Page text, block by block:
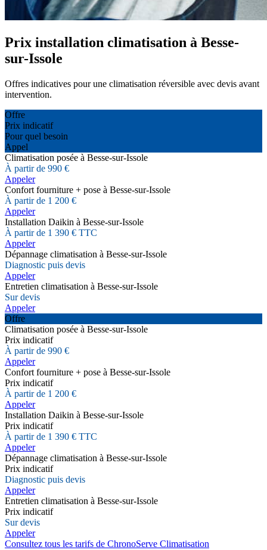
Prix installation climatisation à Besse-
sur-Issole
Offres indicatives pour une climatisation réversible avec devis avant
intervention.
Offre
Prix indicatif
Pour quel besoin
Appel
Climatisation posée à Besse-sur-Issole
À partir de 990 €
Appeler
Confort fourniture + pose à Besse-sur-Issole
À partir de 1 200 €
Appeler
Installation Daikin à Besse-sur-Issole
À partir de 1 390 € TTC
Appeler
Dépannage climatisation à Besse-sur-Issole
Diagnostic puis devis
Appeler
Entretien climatisation à Besse-sur-Issole
Sur devis
Appeler
Offre
Climatisation posée à Besse-sur-Issole
Prix indicatif
À partir de 990 €
Appeler
Confort fourniture + pose à Besse-sur-Issole
Prix indicatif
À partir de 1 200 €
Appeler
Installation Daikin à Besse-sur-Issole
Prix indicatif
À partir de 1 390 € TTC
Appeler
Dépannage climatisation à Besse-sur-Issole
Prix indicatif
Diagnostic puis devis
Appeler
Entretien climatisation à Besse-sur-Issole
Prix indicatif
Sur devis
Appeler
Consultez tous les tarifs de ChronoServe Climatisation